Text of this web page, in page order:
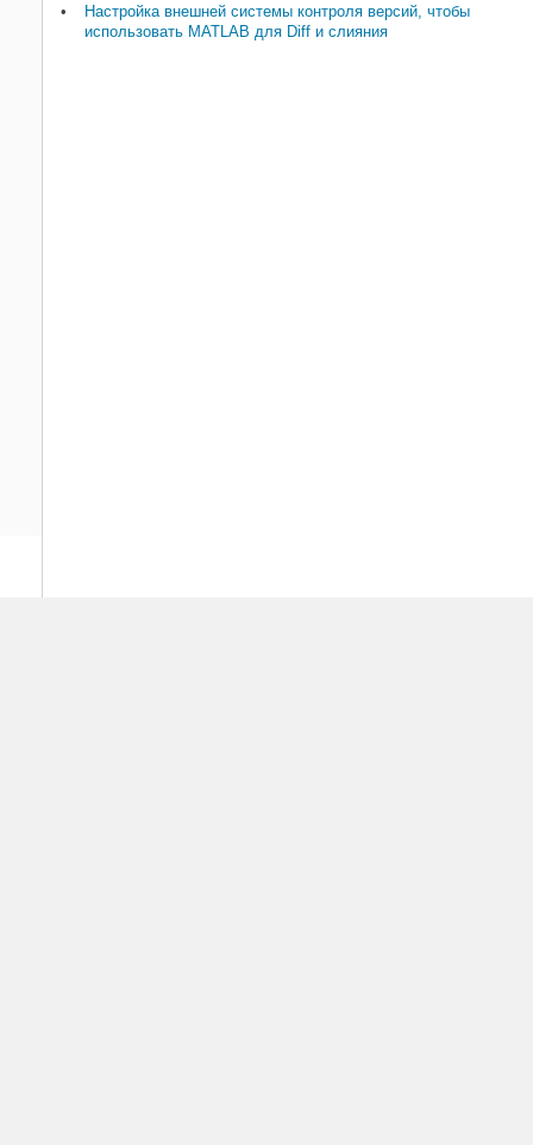
Настройка внешней системы контроля версий, чтобы
использовать MATLAB для Diff и слияния